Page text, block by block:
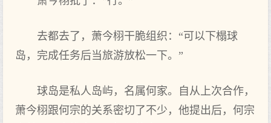
去都去了，萧今栩干脆组织：“可以下‌榻球
岛，完成任务后当旅游放松一下‌。”
球岛是私人岛屿，名属何家。自从上次合作，
萧今栩跟何宗的‌关系密切了不少，他‌提出后，何宗